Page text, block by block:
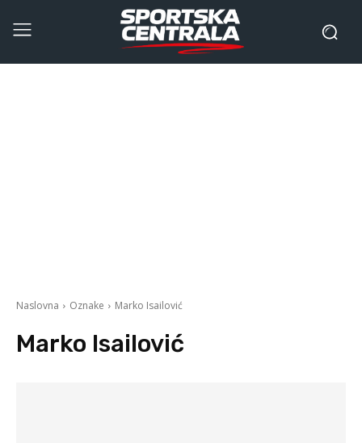
Naslovna Oznake Marko Isailović
Marko Isailović